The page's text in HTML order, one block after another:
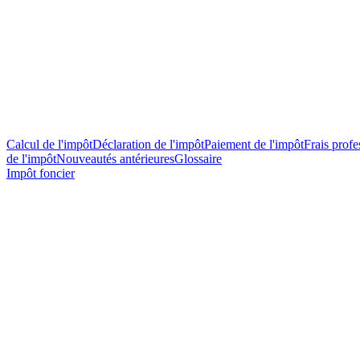
Calcul de l'impôtDéclaration de l'impôtPaiement de l'impôtFrais
de l'impôtNouveautés antérieuresGlossaire
Impôt foncier